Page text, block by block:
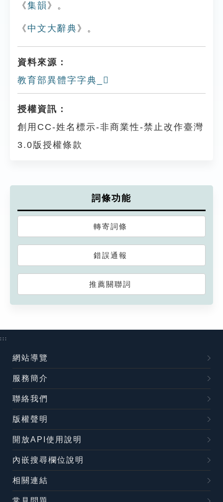
《集韻 》。
《 中文大辭典 》。
資料來源：
教育部異體字字典_𩏯
授權資訊：
創用CC-姓名標示-非商業性-禁止改作臺灣
3.0版授權條款
詞條功能
轉寄詞條
錯誤通報
推薦關聯詞
:::
網站導覽
服務簡介
聯絡我們
版權聲明
開放API使用說明
內嵌搜尋欄位說明
相關連結